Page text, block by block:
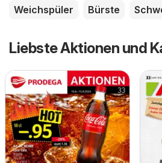
Weichspüler
Bürste
Liebste Aktionen und